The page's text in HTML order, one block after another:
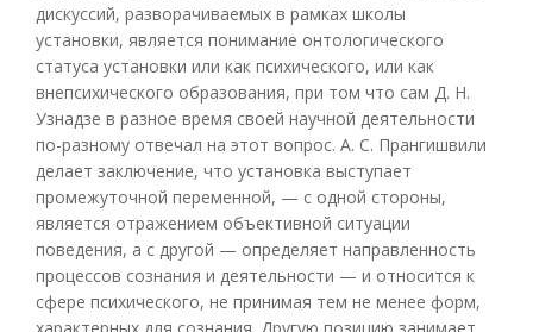
дискуссий, разворачиваемых в рамках школы
установки, является понимание онтологического
статуса установки или как психического, или как
внепсихического образования, при том что сам Д. Н.
Узнадзе в разное время своей научной деятельности
по-разному отвечал на этот вопрос. А. С. Прангишвили
делает заключение, что установка выступает
промежуточной переменной, — с одной стороны,
является отражением объективной ситуации
поведения, а с другой — определяет направленность
процессов сознания и деятельности — и относится к
сфере психического, не принимая тем не менее форм,
характерных для сознания. Другую позицию занимает